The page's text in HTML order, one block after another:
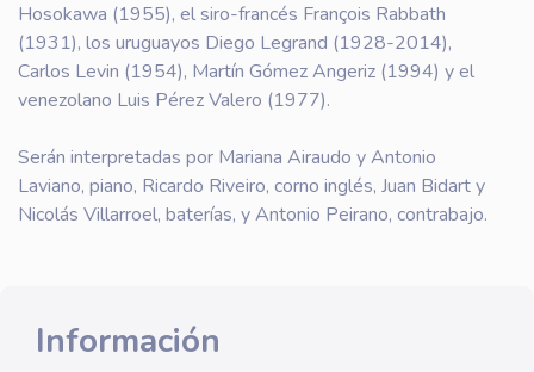
Hosokawa (1955), el siro-francés François Rabbath
(1931), los uruguayos Diego Legrand (1928-2014),
Carlos Levin (1954), Martín Gómez Angeriz (1994) y el
venezolano Luis Pérez Valero (1977).
Serán interpretadas por Mariana Airaudo y Antonio
Laviano, piano, Ricardo Riveiro, corno inglés, Juan Bidart y
Nicolás Villarroel, baterías, y Antonio Peirano, contrabajo.
Información